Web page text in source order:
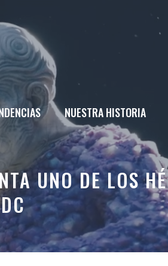
NUESTRA HISTORIA
UNO DE LOS